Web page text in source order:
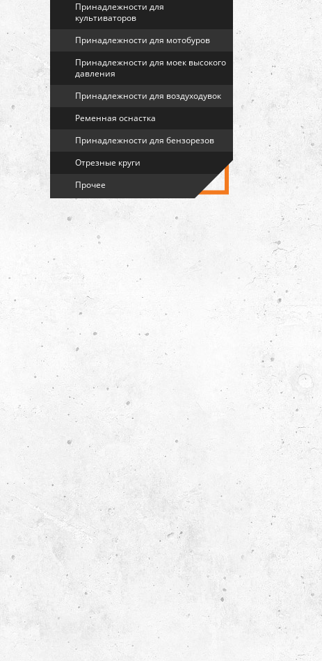
Принадлежности для
культиваторов
Принадлежности для мотобуров
Принадлежности для моек высокого
давления
Принадлежности для воздуходувок
Ременная оснастка
Принадлежности для бензорезов
Отрезные круги
Прочее